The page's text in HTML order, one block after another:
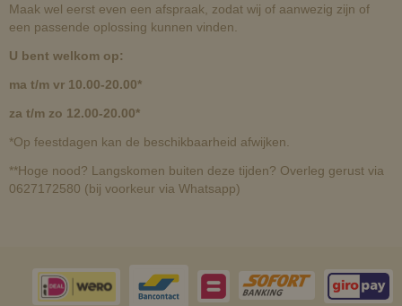
Maak wel eerst even een afspraak, zodat wij of aanwezig zijn of
een passende oplossing kunnen vinden.
U bent welkom op:
ma t/m vr 10.00-20.00*
za t/m zo 12.00-20.00*
*Op feestdagen kan de beschikbaarheid afwijken.
**Hoge nood? Langskomen buiten deze tijden? Overleg gerust via
0627172580 (bij voorkeur via Whatsapp)